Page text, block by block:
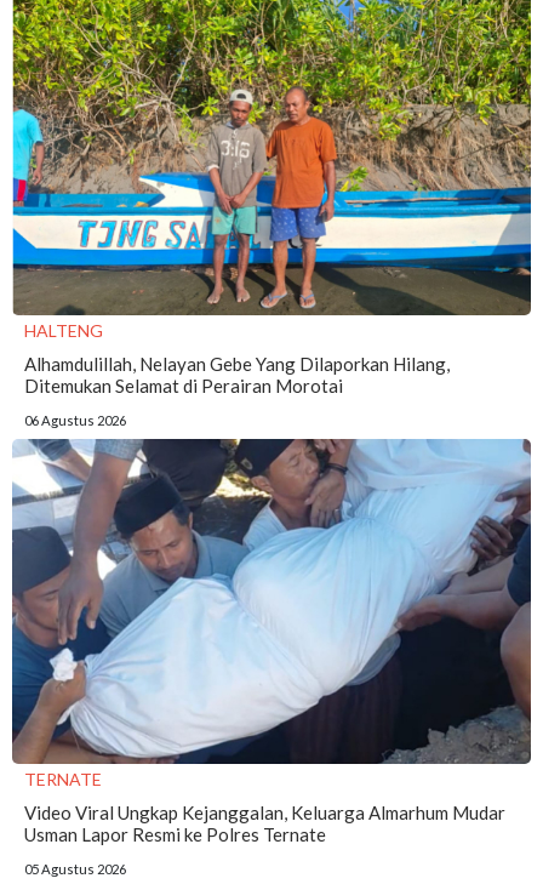
HALTENG
Alhamdulillah, Nelayan Gebe Yang Dilaporkan Hilang,
Ditemukan Selamat di Perairan Morotai
06 Agustus 2026
TERNATE
Video Viral Ungkap Kejanggalan, Keluarga Almarhum Mudar
Usman Lapor Resmi ke Polres Ternate
05 Agustus 2026